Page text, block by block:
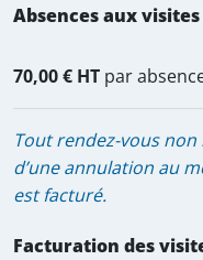
Absences aux visites
70,00 € HT par
Tout rendez-vous non
d’une annulation au
est facturé.
Facturation des